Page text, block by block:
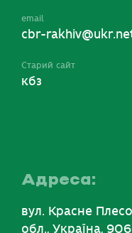
email
cbr-
Старий сайт
кбз
Адреса:
вул. Красне
обл., Україна,